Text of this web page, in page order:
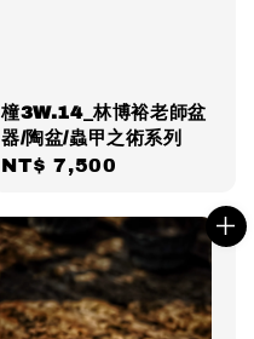
橦3W.14_林博裕老師盆
器/陶盆/蟲甲之術系列
Regular
NT$ 7,500